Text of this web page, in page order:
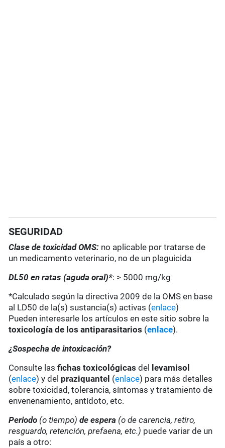
SEGURIDAD
Clase de toxicidad OMS: no aplicable por tratarse de
un medicamento veterinario, no de un plaguicida
DL50 en ratas (aguda oral)*: > 5000 mg/kg
*Calculado según la directiva 2009 de la OMS en base
al LD50 de la(s) sustancia(s) activas (enlace)
Pueden interesarle los artículos en este sitio sobre la
toxicología de los antiparasitarios (enlace).
¿Sospecha de intoxicación?
Consulte lasfichas toxicológicas del
levamisol
(enlace) y del praziquantel (enlace) para más detalles
sobre toxicidad, tolerancia, síntomas y tratamiento de
envenenamiento, antídoto, etc.
Periodo (o tiempo) de espera (o de carencia, retiro,
resguardo, retención, prefaena, etc.) puede variar de un
país a otro: